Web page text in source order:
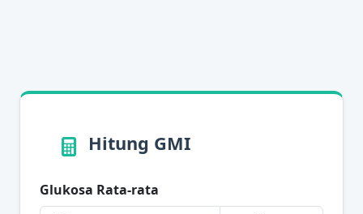
Hitung GMI
Glukosa Rata-rata